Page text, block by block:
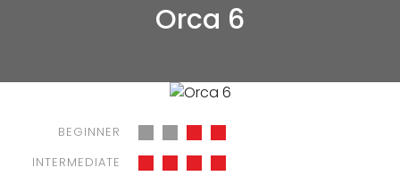
Orca 6
BEGINNER
INTERMEDIATE